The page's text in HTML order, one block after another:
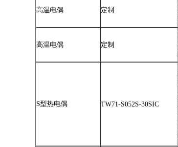
高温电偶 定制
高温电偶 定制
S型热电偶 TW71-S052S-30SIC